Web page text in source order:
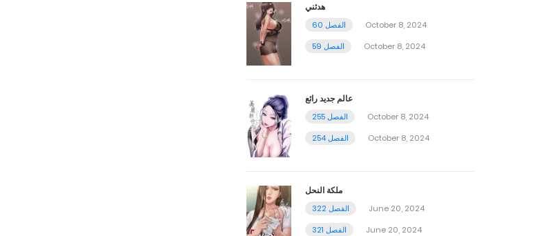
هدئني
الفصل 60
October 8, 2024
الفصل 59
October 8, 2024
عالم جديد رائع
الفصل 255
October 8, 2024
الفصل 254
October 8, 2024
ملكة النحل
الفصل 322
June 20, 2024
الفصل 321
June 20, 2024